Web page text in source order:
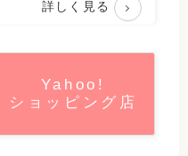
詳しく見る
Yahoo!
ショッピング店